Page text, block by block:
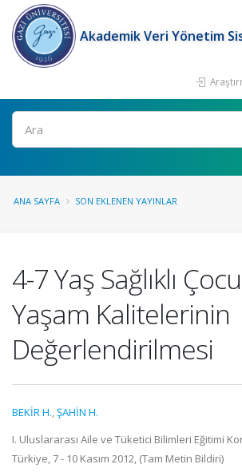
Akademik Veri Yönetim
Ara
ANA SAYFA SON EKLENEN YAYINLAR
4-7 Yaş Sağlıklı
Yaşam Kalitelerinin
Değerlendirilmesi
BEKİR H.,ŞAHİN H.
I. Uluslararası Aile ve Tüketici Bilimleri Eğitimi
Türkiye, 7 - 10 Kasım 2012, (Tam Metin Bildiri)